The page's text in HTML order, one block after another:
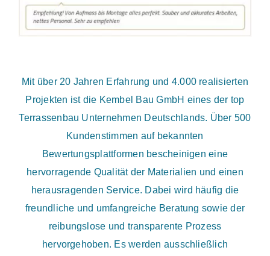
Mit über 20 Jahren Erfahrung und 4.000 realisierten
Projekten ist die Kembel Bau GmbH eines der top
Terrassenbau Unternehmen Deutschlands. Über 500
Kundenstimmen auf bekannten
Bewertungsplattformen bescheinigen eine
hervorragende Qualität der Materialien und einen
herausragenden Service. Dabei wird häufig die
freundliche und umfangreiche Beratung sowie der
reibungslose und transparente Prozess
hervorgehoben. Es werden ausschließlich